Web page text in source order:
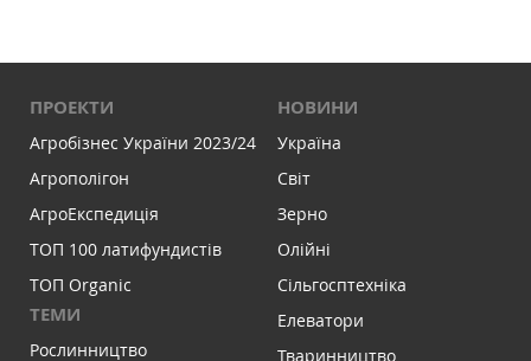
ПРОЕКТИ
Агробізнес України 2023/24
Агрополігон
АгроЕкспедиція
ТОП 100 латифундистів
ТОП Organic
ТЕМИ
Рослинництво
НОВИНИ
Україна
Світ
Зерно
Олійні
Сільгосптехніка
Елеватори
Тваринництво